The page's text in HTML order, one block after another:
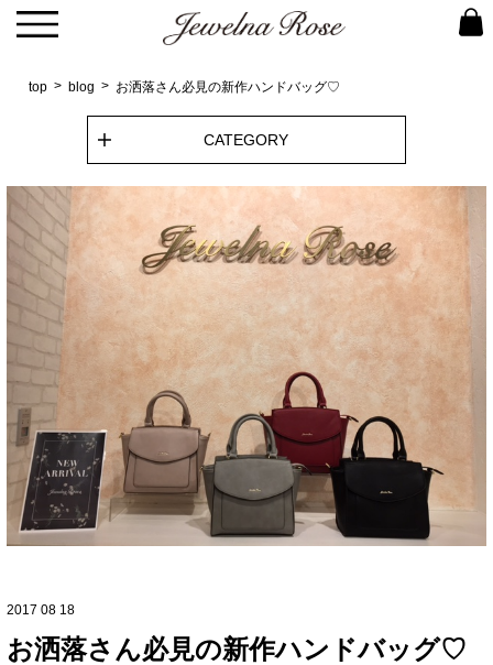
top blog お洒落さん必見の新作ハンドバッグ♡
CATEGORY
2017 08 18
お洒落さん必見の新作ハンドバッグ♡